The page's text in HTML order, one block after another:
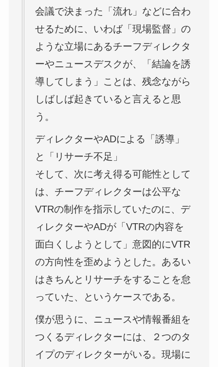
会議で決まった「流れ」などに合わ
せるために、いわば「現場監督」の
ような立場にあるチーフディレクタ
ーやニュースデスクが、「結論を誘
導してしまう」ことは、残念ながら
しばしば起きていると言えると思
う。
ディレクターやADによる「誘導」
と「リサーチ不足」
そして、次に考え得る可能性として
は、チーフディレクターは公平な
VTRの制作を指示していたのに、デ
ィレクターやADが「VTRの内容を
面白くしようとして」意図的にVTR
の方向性を歪めようとした。あるい
はきちんとリサーチをすることを怠
っていた、というケースである。
僕が思うに、ニュースや情報番組を
つくるディレクターには、２つのタ
イプのディレクターがいる。現場に